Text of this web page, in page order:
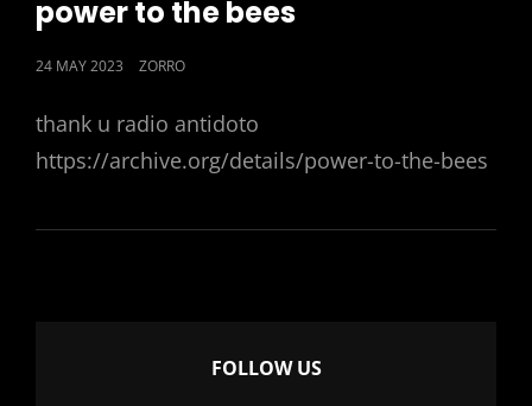
power to the bees
POSTED
24 MAY 2023 ZORRO
thank u radio antidoto
https://archive.org/details/power-to-the-bees
FOLLOW US